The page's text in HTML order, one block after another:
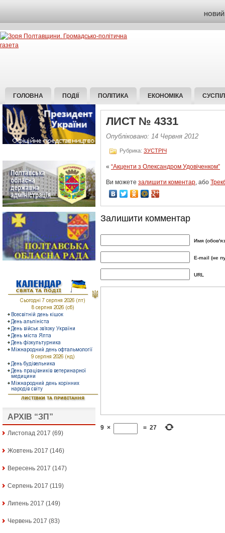
НОВИЙ
ГОЛОВНА ПОДІЇ ПОЛІТИКА ЕКОНОМІКА
АРХІВ “ЗП”
Листопад 2017 (69)
Жовтень 2017 (146)
Вересень 2017 (147)
Серпень 2017 (119)
Липень 2017 (149)
Червень 2017 (83)
ЛИСТ № 4331
Опубліковано: 14 Червня 2012
Рубрика: ЗУСТРІЧ
« “Акценти з Олександром Удовіченком”
Ви можете залишити коментар, або
Залишити комментар
Имя
E-mail (не
URL
9 × = 27